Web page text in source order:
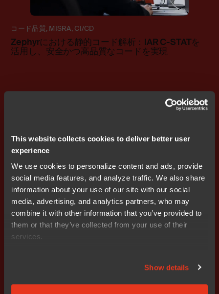
This website collects cookies to deliver better user
experience
We use cookies to personalize content and ads, provide
social media features, and analyze traffic. We also share
information about your use of our site with our social
media, advertising, and analytics partners, who may
combine it with other information that you’ve provided to
them or that they’ve collected from your use of their
services.
Show details
コード品質, MISRA, CI/CD
Zephyrにおける静的コード解析：IAR C-STATを
活用し、安全かつ高品質なコードを実現
コード品質, 機能安全,セキュリティ
CI/CDのボトルネックを解消：コンテナと自動化
による組込みDevSecOpsの拡張